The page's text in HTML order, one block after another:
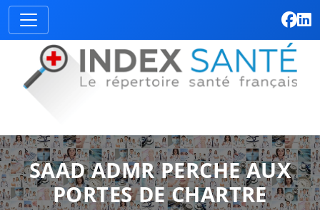
SAAD ADMR PERCHE AUX
PORTES DE CHARTRE